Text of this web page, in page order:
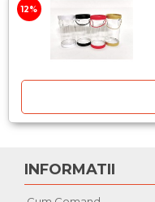
12%
INFORMATII